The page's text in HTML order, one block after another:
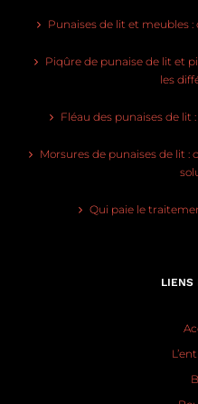
Punaises de lit et meubles
Piqûre de punaise de lit et
les
Fléau des punaises de lit
Morsures de punaises de lit
Qui paie le
LIENS